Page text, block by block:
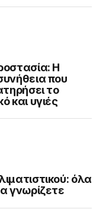
Η
που
το
και υγιές
όλα
γνωρίζετε